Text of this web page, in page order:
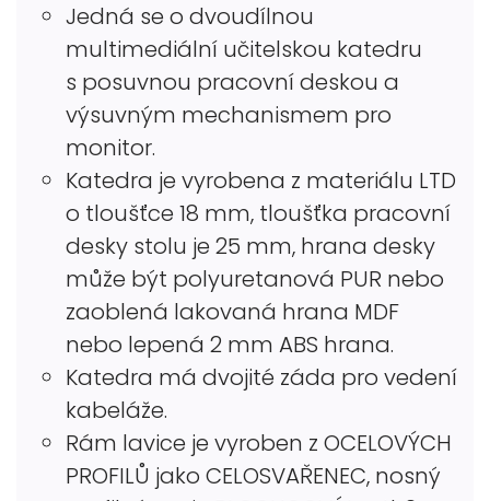
Jedná se o dvoudílnou
multimediální učitelskou katedru
s posuvnou pracovní deskou a
výsuvným mechanismem pro
monitor.
Katedra je vyrobena z materiálu LTD
o tloušťce 18 mm, tloušťka pracovní
desky stolu je 25 mm, hrana desky
může být polyuretanová PUR nebo
zaoblená lakovaná hrana MDF
nebo lepená 2 mm ABS hrana.
Katedra má dvojité záda pro vedení
kabeláže.
Rám lavice je vyroben z OCELOVÝCH
PROFILŮ jako CELOSVAŘENEC, nosný